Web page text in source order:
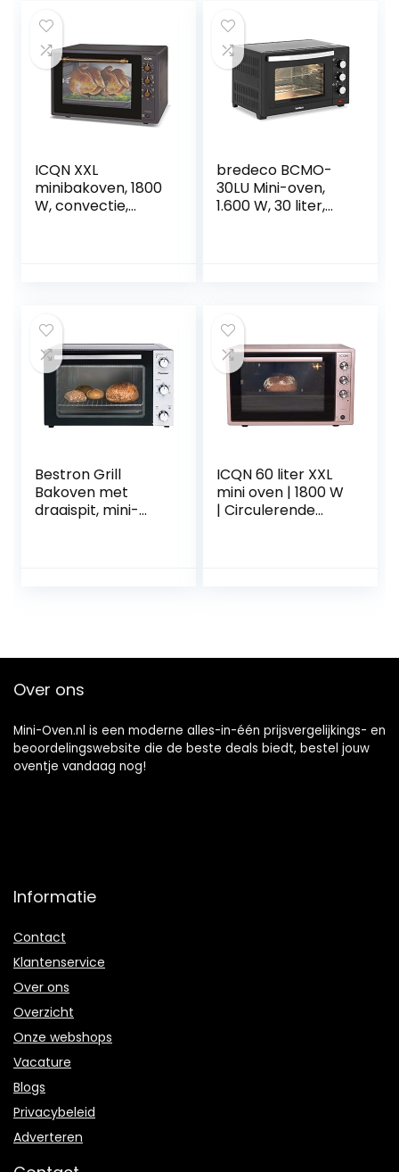
pizza-oven,
uitneembare
kruimelplaat
ICQN XXL
minibakoven, 1800
W, convectie,
geëmailleerd,
rustiek zwart,
antraciet, 60 liter
bredeco BCMO-
30LU Mini-oven,
1.600 W, 30 liter,
Bestron Grill
Bakoven met
draaispit, mini-
ICQN 60 liter XXL
mini oven | 1800 W
| Circulerende
C | Geëmailleerd
Over ons
Mini-Oven.nl is een moderne alles-in-één prijsvergelijkings- en
beoordelingswebsite die de beste deals biedt, bestel jouw
oventje vandaag nog!
Informatie
Contact
Klantenservice
Over ons
Overzicht
Onze webshops
Vacature
Blogs
Privacybeleid
Adverteren